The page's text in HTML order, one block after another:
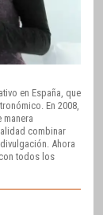
en España, que
En 2008,
combinar
Ahora
todos los